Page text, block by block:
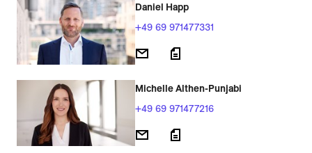
Daniel Happ
+49 69 971477331
Michelle Althen-Punjabi
+49 69 971477216